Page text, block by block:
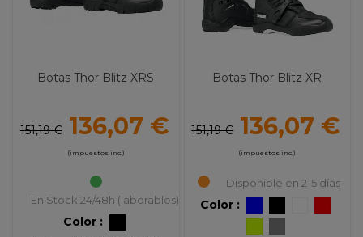
Botas Thor Blitz XRS
151,19 € 136,07 €
(impuestos inc.)
En Stock 24/48h (laborables)
Color :
Botas Thor Blitz XR
151,19 € 136,07 €
(impuestos inc.)
Disponible en 2-5 días
Color :